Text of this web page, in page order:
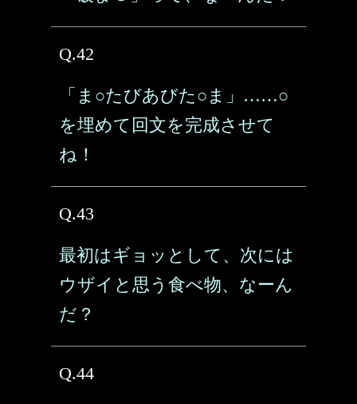
Q.42
「ま○たびあびた○ま」……○
を埋めて回文を完成させて
ね！
Q.43
最初はギョッとして、次には
ウザイと思う食べ物、なーん
だ？
Q.44